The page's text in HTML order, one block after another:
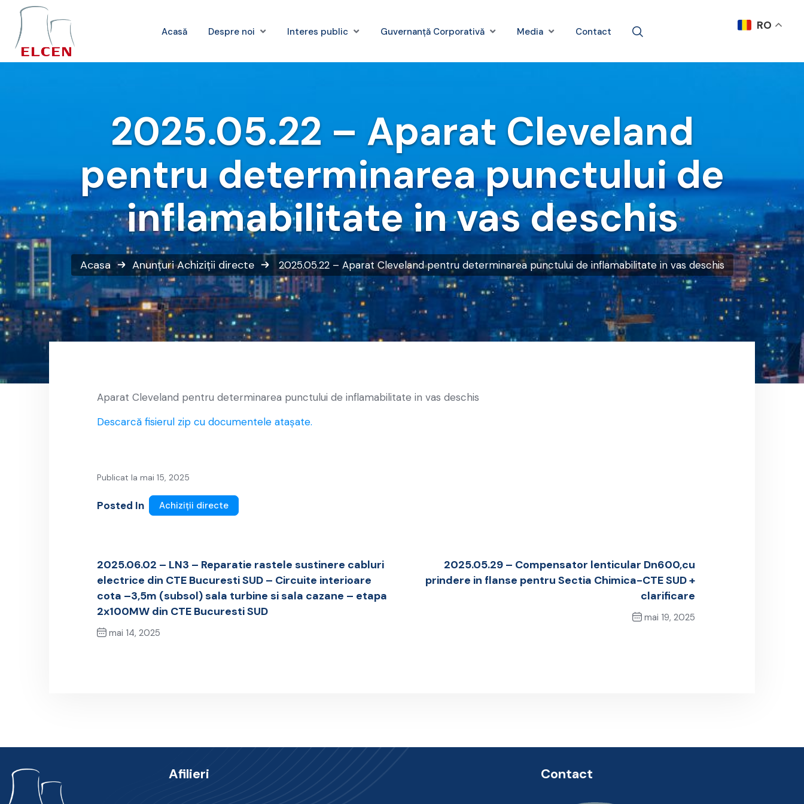
Acasă Despre noi Interes public Guvernanță Corporativă Media Contact
2025.05.22 – Aparat Cleveland
pentru determinarea punctului de
inflamabilitate in vas deschis
Acasa Anunțuri Achiziții directe 2025.05.22 – Aparat Cleveland pentru determinarea punctului de inflamabilitate in vas deschis
Aparat Cleveland pentru determinarea punctului de inflamabilitate in vas deschis
Descarcă fisierul zip cu documentele atașate.
Publicat la mai 15, 2025
Posted In Achiziții directe
2025.06.02 – LN3 – Reparatie rastele sustinere cabluri
electrice din CTE Bucuresti SUD – Circuite interioare
cota –3,5m (subsol) sala turbine si sala cazane – etapa
2x100MW din CTE Bucuresti SUD
mai 14, 2025
2025.05.29 – Compensator lenticular Dn600,cu
prindere in flanse pentru Sectia Chimica-CTE SUD +
clarificare
mai 19, 2025
Afilieri Contact
RO